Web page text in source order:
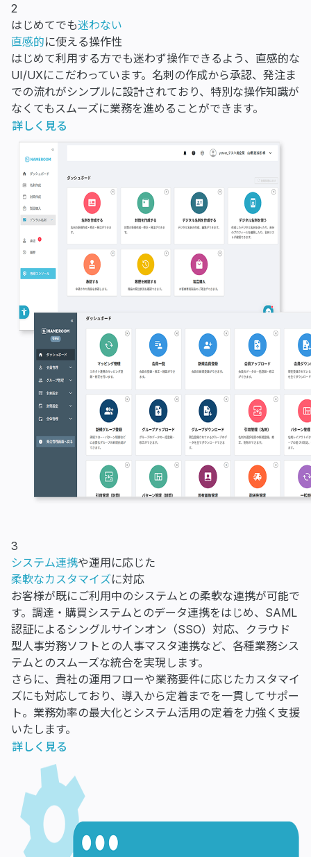
2
はじめてでも迷わない
直感的に使える操作性
はじめて利用する方でも迷わず操作できるよう、直感的な
UI/UXにこだわっています。名刺の作成から承認、発注ま
での流れがシンプルに設計されており、特別な操作知識が
なくてもスムーズに業務を進めることができます。
詳しく見る
3
システム連携や運用に応じた
柔軟なカスタマイズに対応
お客様が既にご利用中のシステムとの柔軟な連携が可能で
す。調達・購買システムとのデータ連携をはじめ、SAML
認証によるシングルサインオン（SSO）対応、クラウド
型人事労務ソフトとの人事マスタ連携など、各種業務シス
テムとのスムーズな統合を実現します。
さらに、貴社の運用フローや業務要件に応じたカスタマイ
ズにも対応しており、導入から定着までを一貫してサポー
ト。業務効率の最大化とシステム活用の定着を力強く支援
いたします。
詳しく見る